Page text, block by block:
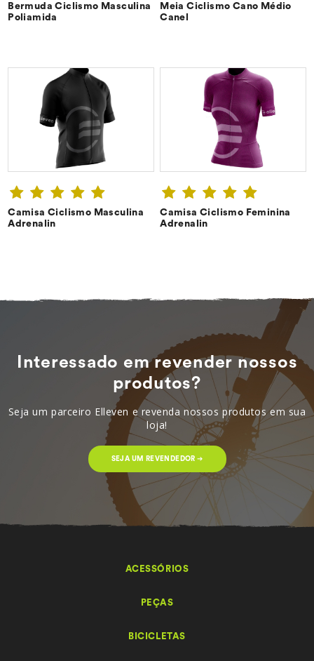
CONFIRA ➔
Bermuda Ciclismo Masculina
Poliamida
Meia Ciclismo Cano Médio
Canel
CONFIRA ➔
Camisa Ciclismo Masculina
Adrenalin
CONFIRA ➔
Camisa Ciclismo Feminina
Adrenalin
Interessado em revender nossos
produtos?
Seja um parceiro Elleven e revenda nossos produtos em sua
loja!
SEJA UM REVENDEDOR ➔
ACESSÓRIOS
PEÇAS
BICICLETAS